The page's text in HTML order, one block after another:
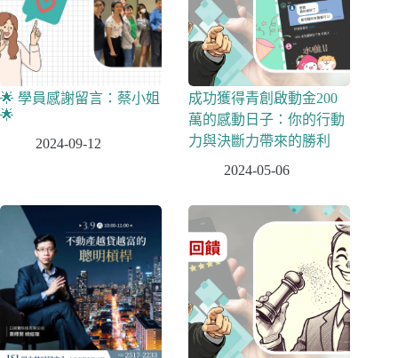
🌟 學員感謝留言：蔡小姐
🌟
2024-09-12
成功獲得青創啟動金200
萬的感動日子：你的行動
力與決斷力帶來的勝利
2024-05-06